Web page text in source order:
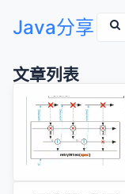
Java分享
文章列表